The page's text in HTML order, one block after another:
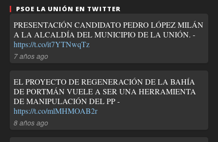
PSOE LA UNIÓN EN TWITTER
PRESENTACIÓN CANDIDATO PEDRO LÓPEZ MILÁN
A LA ALCALDÍA DEL MUNICIPIO DE LA UNIÓN. -
https://t.co/it7YTNwqTz
7 años ago
EL PROYECTO DE REGENERACIÓN DE LA BAHÍA
DE PORTMÁN VUELE A SER UNA HERRAMIENTA
DE MANIPULACIÓN DEL PP -
https://t.co/mlMHMOAB2r
8 años ago